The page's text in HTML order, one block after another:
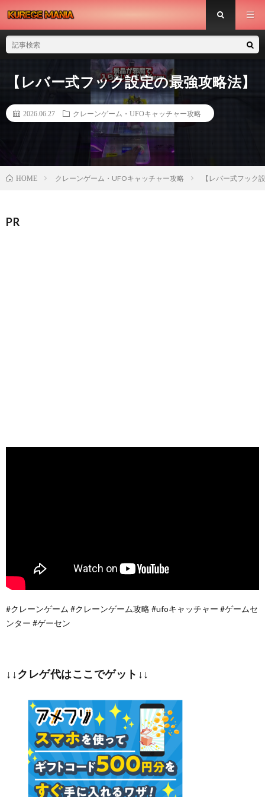
【レバー式フック設定の最強攻略法】
2026.06.27 クレーンゲーム・UFOキャッチャー攻略
HOME クレーンゲーム・UFOキャッチャー攻略 【レバー式フック
PR
#クレーンゲーム #クレーンゲーム攻略 #ufoキャッチャー #ゲームセ
ンター #ゲーセン
↓↓クレゲ代はここでゲット↓↓